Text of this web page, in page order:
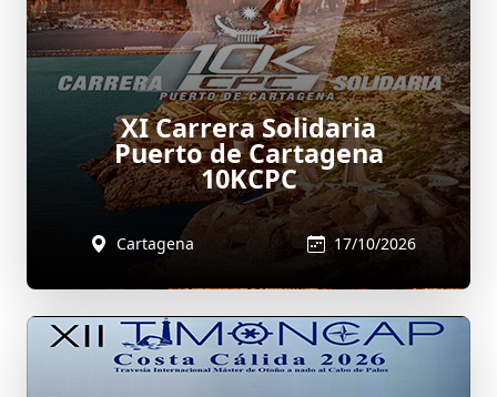
XI Carrera Solidaria
Puerto de Cartagena
10KCPC
Cartagena 17/10/2026